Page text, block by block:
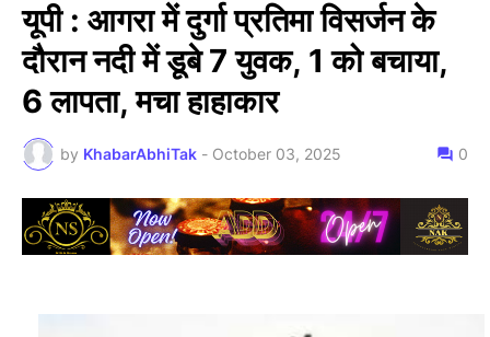
यूपी : आगरा में दुर्गा प्रतिमा विसर्जन के
दौरान नदी में डूबे 7 युवक, 1 को बचाया,
6 लापता, मचा हाहाकार
by KhabarAbhiTak - October 03, 2025 0